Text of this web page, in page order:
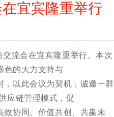
宜宾隆重举行
在宜宾隆重举行。本次
色的大力支持与
会议为契机，诚邀一群
应链管理模式，促
、价值共创、共赢未